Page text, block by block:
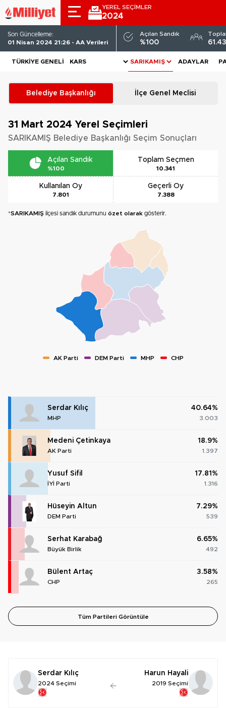
YEREL SEÇİMLER
2024
Son Güncelleme:
01 Nisan 2024 21:26 - AA Verileri
Açılan Sandık
%100
TÜRKIYE GENELI ADAYLAR
Belediye Başkanlığı İlçe Genel Meclisi
31 Mart 2024 Yerel Seçimleri
SARIKAMIŞ Belediye Başkanlığı Seçim Sonuçları
Açılan Sandık
%100
Toplam Seçmen
10.341
Kullanılan Oy
7.801
Geçerli Oy
7.388
*SARIKAMIŞ ilçesi sandık durumunu özet olarak gösterir.
AK Parti DEM Parti MHP CHP
Serdar Kılıç
MHP
40.64%
3.003
Medeni Çetinkaya
AK Parti
18.9%
1.397
Yusuf Sifil
İYİ Parti
17.81%
1.316
Hüseyin Altun
DEM Parti
7.29%
539
Serhat Karabağ
Büyük Birlik
6.65%
492
Bülent Artaç
CHP
3.58%
265
Tüm Partileri Görüntüle
Serdar Kılıç
2024 Seçimi
Harun Hayali
2019 Seçimi